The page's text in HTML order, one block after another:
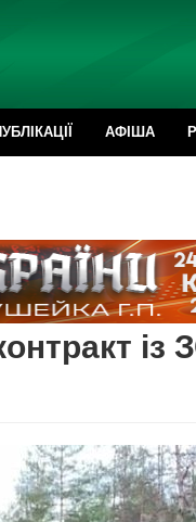
АФІША
із